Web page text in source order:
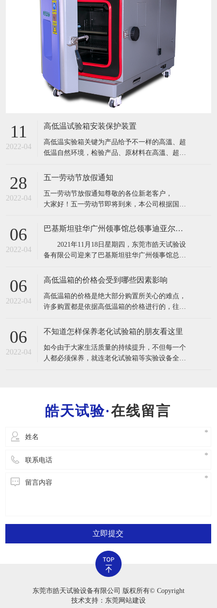
11
2022-04
高低温试验箱安装保护装置
​高低温实验箱关键为产品给予不一样的高溫、超
低温自然环境，检验产品、原材料在高溫、超低
所具有的缺点,保证产品质量。高低温实验箱主要
产品、道路运输、电力能源原材料、航天航空、
诊疗化工厂、塑料橡料等及有关产品之耐高温，
28
2022-04
五一劳动节放假通知
五一劳动节放假通知​​尊敬的各位新老客户，
大家好！五一劳动节即将到来，本公司根据国务
动节假期安排通知如下：1、4月30日至5月4日
调休上班。节假日期间,各位新老客
06
2022-04
巴基斯坦驻华广州领事馆总领事迪亚尔汗先生和商务参赞穆罕默德·艾凡先生一行莅临东莞市皓天试验设备有限公司参观交流指导
2021年11月18日星期四，东莞市皓天试验设
备有限公司迎来了巴基斯坦驻华广州领事馆总领
中方代表陈新生一行莅临工厂参观指导。 东
基斯坦驻华广州领事馆总领事迪亚尔汗先生和商
务参赞穆罕默德·艾凡先生、中方代表
06
2022-04
高低温箱的价格会受到哪些因素影响
​高低温箱的价格是绝大部分购置所关心的难点，
许多购置都是依据高低温箱的价格进行的，往往
工制作工艺.原料.核心技术等因素不一样，因此在
的温度要求越高，价格就越高。由于温度越高，
压榨和改性工程塑料的成本费用就越高。挑选
06
2022-04
不知道怎样保养老化试验箱的朋友看这里
​如今由于大家生活质量的持续提升，不但每一个
人都必须保养，就连老化试验箱等实验设备全是
立即开展安全事故解决。2.严禁应用老化试验箱
在线留言
立即提交
东莞市皓天试验设备有限公司 版权所有© Copyright
技术支持：东莞网站建设